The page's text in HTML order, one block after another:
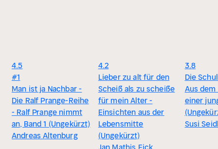
4.5
#1
Man ist ja Nachbar -
Die Ralf Prange-Reihe
- Ralf Prange nimmt
an, Band 1 (Ungekürzt)
Andreas Altenburg
4.2
Lieber zu alt für den
Scheiß als zu scheiße
für mein Alter -
Einsichten aus der
Lebensmitte
(Ungekürzt)
3.8
Die
Aus dem
einer
Susi